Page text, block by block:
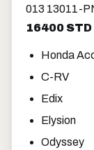
013 13011-
16400 STD
Honda
C-RV
Edix
Elysion
Odyssey